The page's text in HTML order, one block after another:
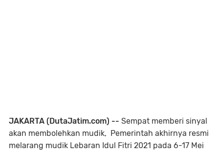
JAKARTA (DutaJatim.com) -- Sempat memberi sinyal
akan membolehkan mudik, Pemerintah akhirnya resmi
melarang mudik Lebaran Idul Fitri 2021 pada 6-17 Mei